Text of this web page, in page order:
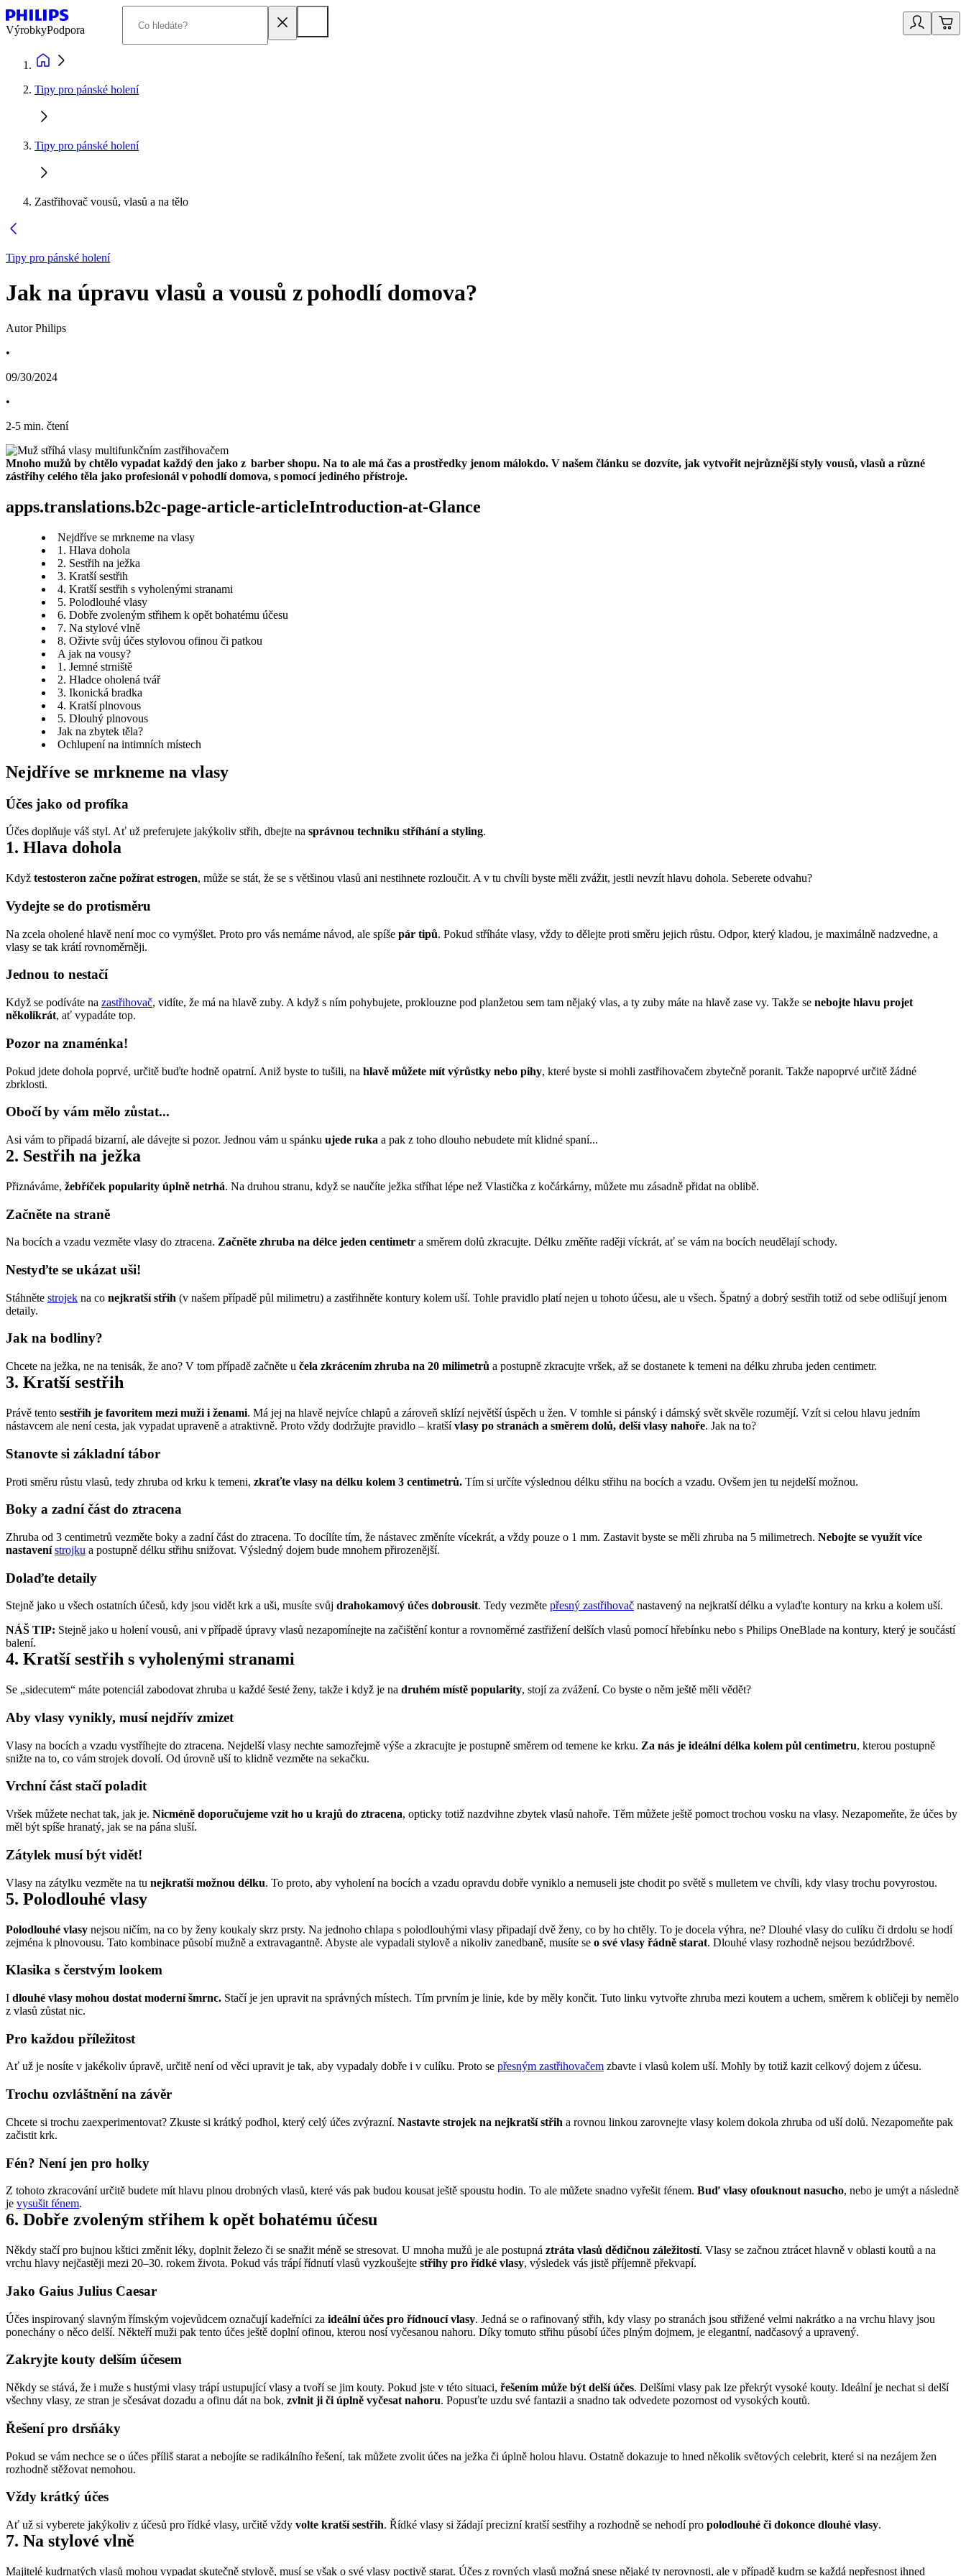
VýrobkyPodpora
Tipy pro pánské holení
Tipy pro pánské holení
Zastřihovač vousů, vlasů a na tělo
Tipy pro pánské holení
Jak na úpravu vlasů a vousů z pohodlí domova?
Autor Philips
•
09/30/2024
•
2-5 min. čtení
Mnoho mužů by chtělo vypadat každý den jako z  barber shopu. Na to ale má čas a prostředky jenom málokdo. V našem článku se dozvíte, jak vytvořit nejrůznější styly vousů, vlasů a různé
zástřihy celého těla jako profesionál v pohodlí domova, s pomocí jediného přístroje.
apps.translations.b2c-page-article-articleIntroduction-at-Glance
Nejdříve se mrkneme na vlasy
1. Hlava dohola
2. Sestřih na ježka
3. Kratší sestřih
4. Kratší sestřih s vyholenými stranami
5. Polodlouhé vlasy
6. Dobře zvoleným střihem k opět bohatému účesu
7. Na stylové vlně
8. Oživte svůj účes stylovou ofinou či patkou
A jak na vousy?
1. Jemné strniště
2. Hladce oholená tvář
3. Ikonická bradka
4. Kratší plnovous
5. Dlouhý plnovous
Jak na zbytek těla?
Ochlupení na intimních místech
Nejdříve se mrkneme na vlasy
Účes jako od profíka
Účes doplňuje váš styl. Ať už preferujete jakýkoliv střih, dbejte na správnou techniku stříhání a styling.
1. Hlava dohola
Když testosteron začne požírat estrogen, může se stát, že se s většinou vlasů ani nestihnete rozloučit. A v tu chvíli byste měli zvážit, jestli nevzít hlavu dohola. Seberete odvahu?
Vydejte se do protisměru
Na zcela oholené hlavě není moc co vymýšlet. Proto pro vás nemáme návod, ale spíše pár tipů. Pokud stříháte vlasy, vždy to dělejte proti směru jejich růstu. Odpor, který kladou, je maximálně nadzvedne, a
vlasy se tak krátí rovnoměrněji.
Jednou to nestačí
Když se podíváte na zastřihovač, vidíte, že má na hlavě zuby. A když s ním pohybujete, proklouzne pod planžetou sem tam nějaký vlas, a ty zuby máte na hlavě zase vy. Takže se nebojte hlavu projet
několikrát, ať vypadáte top.
Pozor na znaménka!
Pokud jdete dohola poprvé, určitě buďte hodně opatrní. Aniž byste to tušili, na hlavě můžete mít výrůstky nebo pihy, které byste si mohli zastřihovačem zbytečně poranit. Takže napoprvé určitě žádné
zbrklosti.
Obočí by vám mělo zůstat...
Asi vám to připadá bizarní, ale dávejte si pozor. Jednou vám u spánku ujede ruka a pak z toho dlouho nebudete mít klidné spaní...
2. Sestřih na ježka
Přiznáváme, žebříček popularity úplně netrhá. Na druhou stranu, když se naučíte ježka stříhat lépe než Vlastička z kočárkárny, můžete mu zásadně přidat na oblibě.
Začněte na straně
Na bocích a vzadu vezměte vlasy do ztracena. Začněte zhruba na délce jeden centimetr a směrem dolů zkracujte. Délku změňte raději víckrát, ať se vám na bocích neudělají schody.
Nestyďte se ukázat uši!
Stáhněte strojek na co nejkratší střih (v našem případě půl milimetru) a zastřihněte kontury kolem uší. Tohle pravidlo platí nejen u tohoto účesu, ale u všech. Špatný a dobrý sestřih totiž od sebe odlišují jenom
detaily.
Jak na bodliny?
Chcete na ježka, ne na tenisák, že ano? V tom případě začněte u čela zkrácením zhruba na 20 milimetrů a postupně zkracujte vršek, až se dostanete k temeni na délku zhruba jeden centimetr.
3. Kratší sestřih
Právě tento sestřih je favoritem mezi muži i ženami. Má jej na hlavě nejvíce chlapů a zároveň sklízí největší úspěch u žen. V tomhle si pánský i dámský svět skvěle rozumějí. Vzít si celou hlavu jedním
nástavcem ale není cesta, jak vypadat upraveně a atraktivně. Proto vždy dodržujte pravidlo – kratší vlasy po stranách a směrem dolů, delší vlasy nahoře. Jak na to?
Stanovte si základní tábor
Proti směru růstu vlasů, tedy zhruba od krku k temeni, zkraťte vlasy na délku kolem 3 centimetrů. Tím si určíte výslednou délku střihu na bocích a vzadu. Ovšem jen tu nejdelší možnou.
Boky a zadní část do ztracena
Zhruba od 3 centimetrů vezměte boky a zadní část do ztracena. To docílíte tím, že nástavec změníte vícekrát, a vždy pouze o 1 mm. Zastavit byste se měli zhruba na 5 milimetrech. Nebojte se využít více
nastavení strojku a postupně délku střihu snižovat. Výsledný dojem bude mnohem přirozenější.
Dolaďte detaily
Stejně jako u všech ostatních účesů, kdy jsou vidět krk a uši, musíte svůj drahokamový účes dobrousit. Tedy vezměte přesný zastřihovač nastavený na nejkratší délku a vylaďte kontury na krku a kolem uší.
NÁŠ TIP: Stejně jako u holení vousů, ani v případě úpravy vlasů nezapomínejte na začištění kontur a rovnoměrné zastřižení delších vlasů pomocí hřebínku nebo s Philips OneBlade na kontury, který je součástí
balení.
4. Kratší sestřih s vyholenými stranami
Se „sidecutem“ máte potenciál zabodovat zhruba u každé šesté ženy, takže i když je na druhém místě popularity, stojí za zvážení. Co byste o něm ještě měli vědět?
Aby vlasy vynikly, musí nejdřív zmizet
Vlasy na bocích a vzadu vystříhejte do ztracena. Nejdelší vlasy nechte samozřejmě výše a zkracujte je postupně směrem od temene ke krku. Za nás je ideální délka kolem půl centimetru, kterou postupně
snižte na to, co vám strojek dovolí. Od úrovně uší to klidně vezměte na sekačku.
Vrchní část stačí poladit
Vršek můžete nechat tak, jak je. Nicméně doporučujeme vzít ho u krajů do ztracena, opticky totiž nazdvihne zbytek vlasů nahoře. Těm můžete ještě pomoct trochou vosku na vlasy. Nezapomeňte, že účes by
měl být spíše hranatý, jak se na pána sluší.
Zátylek musí být vidět!
Vlasy na zátylku vezměte na tu nejkratší možnou délku. To proto, aby vyholení na bocích a vzadu opravdu dobře vyniklo a nemuseli jste chodit po světě s mulletem ve chvíli, kdy vlasy trochu povyrostou.
5. Polodlouhé vlasy
Polodlouhé vlasy nejsou ničím, na co by ženy koukaly skrz prsty. Na jednoho chlapa s polodlouhými vlasy připadají dvě ženy, co by ho chtěly. To je docela výhra, ne? Dlouhé vlasy do culíku či drdolu se hodí
zejména k plnovousu. Tato kombinace působí mužně a extravagantně. Abyste ale vypadali stylově a nikoliv zanedbaně, musíte se o své vlasy řádně starat. Dlouhé vlasy rozhodně nejsou bezúdržbové.
Klasika s čerstvým lookem
I dlouhé vlasy mohou dostat moderní šmrnc. Stačí je jen upravit na správných místech. Tím prvním je linie, kde by měly končit. Tuto linku vytvořte zhruba mezi koutem a uchem, směrem k obličeji by nemělo
z vlasů zůstat nic.
Pro každou příležitost
Ať už je nosíte v jakékoliv úpravě, určitě není od věci upravit je tak, aby vypadaly dobře i v culíku. Proto se přesným zastřihovačem zbavte i vlasů kolem uší. Mohly by totiž kazit celkový dojem z účesu.
Trochu ozvláštnění na závěr
Chcete si trochu zaexperimentovat? Zkuste si krátký podhol, který celý účes zvýrazní. Nastavte strojek na nejkratší střih a rovnou linkou zarovnejte vlasy kolem dokola zhruba od uší dolů. Nezapomeňte pak
začistit krk.
Fén? Není jen pro holky
Z tohoto zkracování určitě budete mít hlavu plnou drobných vlasů, které vás pak budou kousat ještě spoustu hodin. To ale můžete snadno vyřešit fénem. Buď vlasy ofouknout nasucho, nebo je umýt a následně
je vysušit fénem.
6. Dobře zvoleným střihem k opět bohatému účesu
Někdy stačí pro bujnou kštici změnit léky, doplnit železo či se snažit méně se stresovat. U mnoha mužů je ale postupná ztráta vlasů dědičnou záležitostí. Vlasy se začnou ztrácet hlavně v oblasti koutů a na
vrchu hlavy nejčastěji mezi 20–30. rokem života. Pokud vás trápí řídnutí vlasů vyzkoušejte střihy pro řídké vlasy, výsledek vás jistě příjemně překvapí.
Jako Gaius Julius Caesar
Účes inspirovaný slavným římským vojevůdcem označují kadeřníci za ideální účes pro řídnoucí vlasy. Jedná se o rafinovaný střih, kdy vlasy po stranách jsou střižené velmi nakrátko a na vrchu hlavy jsou
ponechány o něco delší. Někteří muži pak tento účes ještě doplní ofinou, kterou nosí vyčesanou nahoru. Díky tomuto střihu působí účes plným dojmem, je elegantní, nadčasový a upravený.
Zakryjte kouty delším účesem
Někdy se stává, že i muže s hustými vlasy trápí ustupující vlasy a tvoří se jim kouty. Pokud jste v této situaci, řešením může být delší účes. Delšími vlasy pak lze překrýt vysoké kouty. Ideální je nechat si delší
všechny vlasy, ze stran je sčesávat dozadu a ofinu dát na bok, zvlnit ji či úplně vyčesat nahoru. Popusťte uzdu své fantazii a snadno tak odvedete pozornost od vysokých koutů.
Řešení pro drsňáky
Pokud se vám nechce se o účes příliš starat a nebojíte se radikálního řešení, tak můžete zvolit účes na ježka či úplně holou hlavu. Ostatně dokazuje to hned několik světových celebrit, které si na nezájem žen
rozhodně stěžovat nemohou.
Vždy krátký účes
Ať už si vyberete jakýkoliv z účesů pro řídké vlasy, určitě vždy volte kratší sestřih. Řídké vlasy si žádají precizní kratší sestřihy a rozhodně se nehodí pro polodlouhé či dokonce dlouhé vlasy.
7. Na stylové vlně
Majitelé kudrnatých vlasů mohou vypadat skutečně stylově, musí se však o své vlasy poctivě starat. Účes z rovných vlasů možná snese nějaké ty nerovnosti, ale v případě kudrn se každá nepřesnost ihned